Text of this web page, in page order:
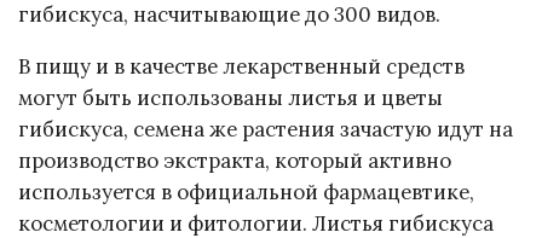
гибискуса, насчитывающие до 300 видов.
В пищу и в качестве лекарственный средств
могут быть использованы листья и цветы
гибискуса, семена же растения зачастую идут на
производство экстракта, который активно
используется в официальной фармацевтике,
косметологии и фитологии. Листья гибискуса